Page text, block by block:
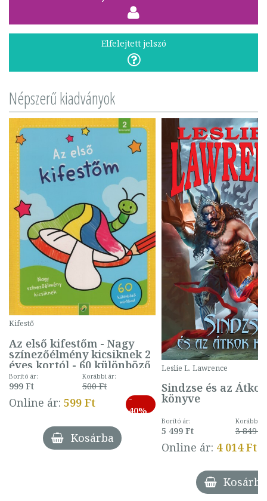
Elfelejtett jelszó
Népszerű kiadványok
Kifestő
Az első kifestőm - Nagy
színezőélmény kicsiknek 2
éves kortól - 60 különböző
mintával (gombás)
Borító ár:
999 Ft
Korábbi ár:
500 Ft
Online ár: 599 Ft
-
40%
Kosárba
Leslie L. Lawrence
Sindzse és az Átkok
könyve
Borító ár:
5 499 Ft
Korábbi
3 849 Ft
Online ár: 4 014 Ft
Kosárba